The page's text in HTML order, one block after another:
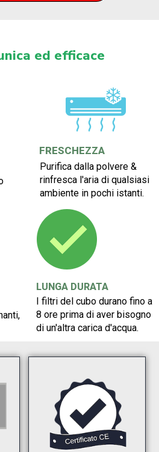
ed efficace
FRESCHEZZA
Purifica dalla polvere &
rinfresca l'aria di qualsiasi
ambiente in pochi istanti.
LUNGA DURATA
I filtri del cubo durano fino a
8 ore prima di aver bisogno
di un'altra carica d'acqua.